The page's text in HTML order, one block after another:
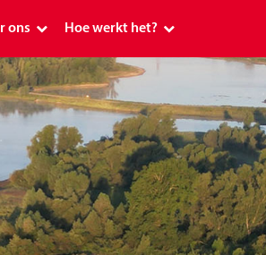
ons
ons
Loterij op tv
Hoe werkt het?
Hoe werkt het?
App
De PostcodeKanjer